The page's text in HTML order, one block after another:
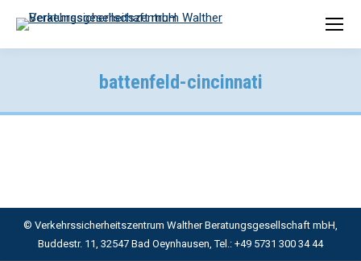
battenfeld-cincinnati
© Verkehrssicherheitszentrum Walther Beratungsgesellschaft mbH,
Buddestr. 11, 32547 Bad Oeynhausen, Tel.: +49 5731 300 34 44